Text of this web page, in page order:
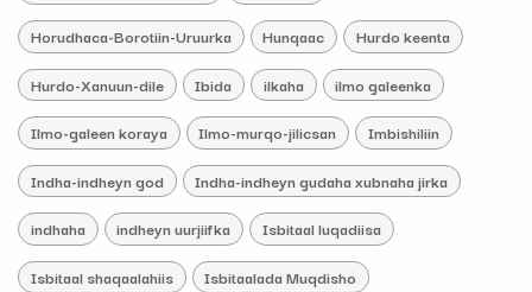
Horudhaca-Borotiin-Uruurka Hunqaac Hurdo keenta
Hurdo-Xanuun-dile Ibida ilkaha ilmo galeenka
Ilmo-galeen koraya Ilmo-murqo-jilicsan Imbishiliin
Indha-indheyn god Indha-indheyn gudaha xubnaha jirka
indhaha indheyn uurjiifka Isbitaal luqadiisa
Isbitaal shaqaalahiis Isbitaalada Muqdisho